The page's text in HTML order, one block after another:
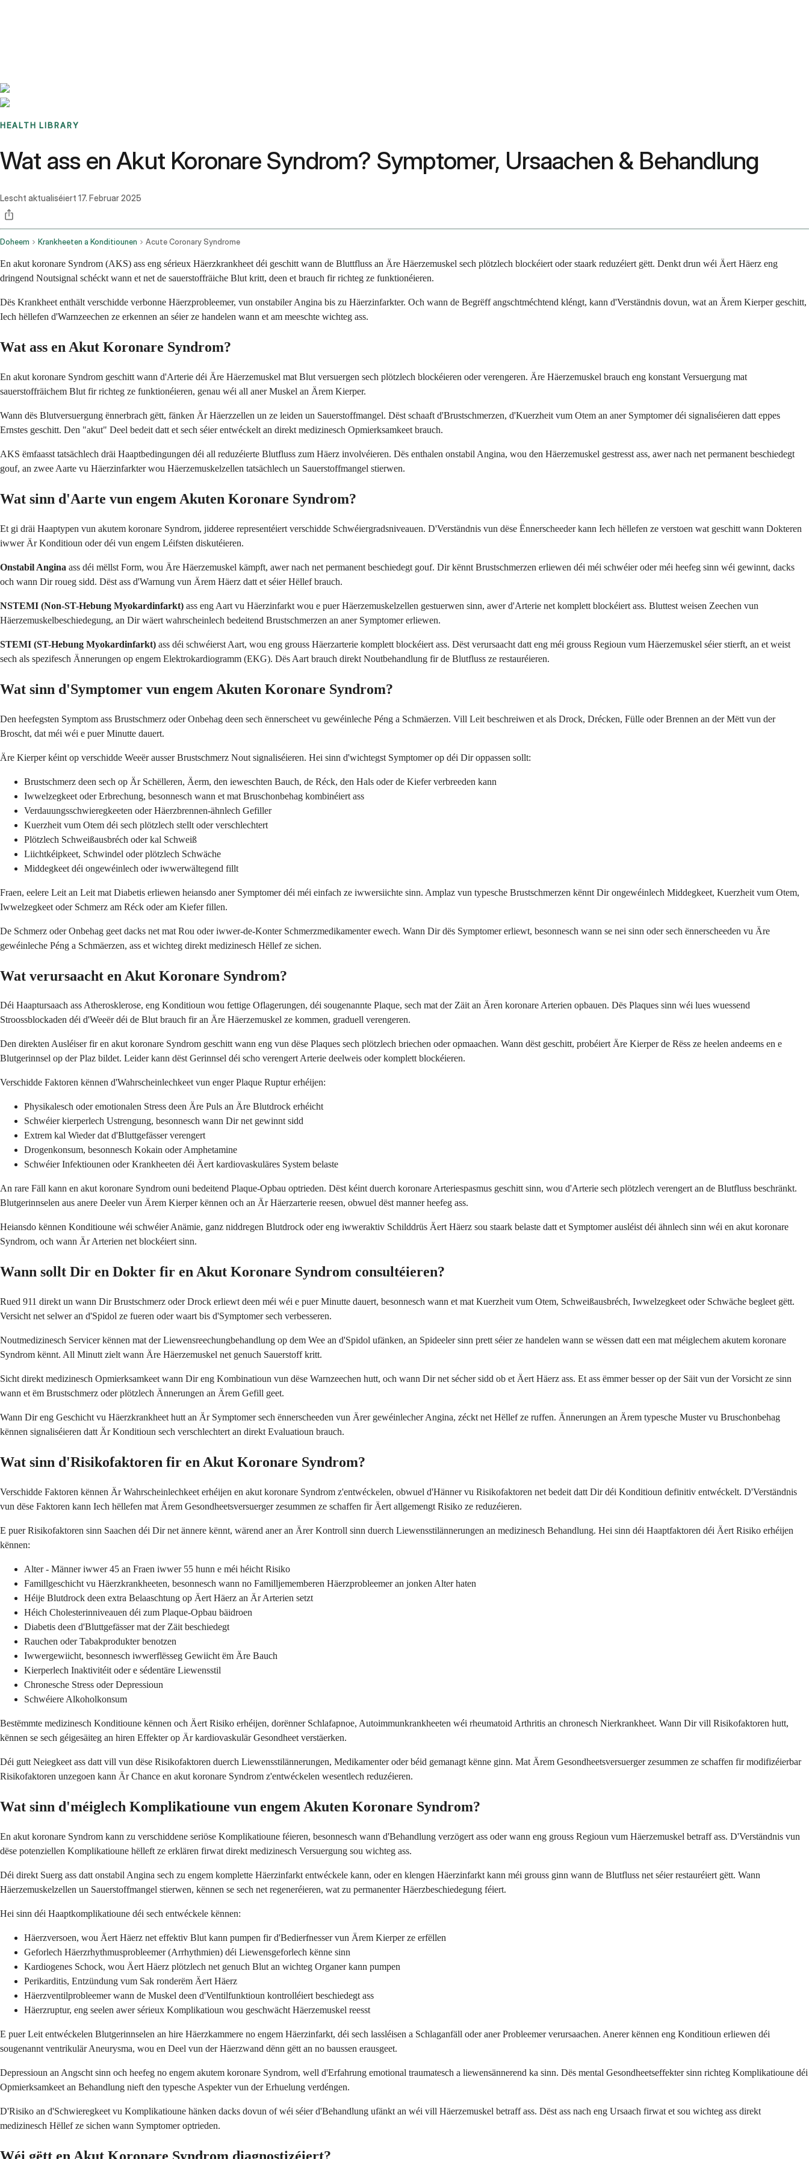
HEALTH LIBRARY
Wat ass en Akut Koronare Syndrom? Symptomer, Ursaachen & Behandlung
Lescht aktualiséiert 17. Februar 2025
Doheem Krankheeten a Konditiounen Acute Coronary Syndrome
En akut koronare Syndrom (AKS) ass eng sérieux Häerzkrankheet déi geschitt wann de Bluttfluss an Äre Häerzemuskel sech plötzlech blockéiert oder staark reduzéiert gëtt. Denkt drun wéi Äert Häerz eng
dringend Noutsignal schéckt wann et net de sauerstoffräiche Blut kritt, deen et brauch fir richteg ze funktionéieren.
Dës Krankheet enthält verschidde verbonne Häerzprobleemer, vun onstabiler Angina bis zu Häerzinfarkter. Och wann de Begrëff angschtméchtend kléngt, kann d'Verständnis dovun, wat an Ärem Kierper geschitt,
Iech hëllefen d'Warnzeechen ze erkennen an séier ze handelen wann et am meeschte wichteg ass.
Wat ass en Akut Koronare Syndrom?
En akut koronare Syndrom geschitt wann d'Arterie déi Äre Häerzemuskel mat Blut versuergen sech plötzlech blockéieren oder verengeren. Äre Häerzemuskel brauch eng konstant Versuergung mat
sauerstoffräichem Blut fir richteg ze funktionéieren, genau wéi all aner Muskel an Ärem Kierper.
Wann dës Blutversuergung ënnerbrach gëtt, fänken Är Häerzzellen un ze leiden un Sauerstoffmangel. Dëst schaaft d'Brustschmerzen, d'Kuerzheit vum Otem an aner Symptomer déi signaliséieren datt eppes
Ernstes geschitt. Den "akut" Deel bedeit datt et sech séier entwéckelt an direkt medizinesch Opmierksamkeet brauch.
AKS ëmfaasst tatsächlech dräi Haaptbedingungen déi all reduzéierte Blutfluss zum Häerz involvéieren. Dës enthalen onstabil Angina, wou den Häerzemuskel gestresst ass, awer nach net permanent beschiedegt
gouf, an zwee Aarte vu Häerzinfarkter wou Häerzemuskelzellen tatsächlech un Sauerstoffmangel stierwen.
Wat sinn d'Aarte vun engem Akuten Koronare Syndrom?
Et gi dräi Haaptypen vun akutem koronare Syndrom, jidderee representéiert verschidde Schwéiergradsniveauen. D'Verständnis vun dëse Ënnerscheeder kann Iech hëllefen ze verstoen wat geschitt wann Dokteren
iwwer Är Konditioun oder déi vun engem Léifsten diskutéieren.
Onstabil Angina ass déi mëllst Form, wou Äre Häerzemuskel kämpft, awer nach net permanent beschiedegt gouf. Dir kënnt Brustschmerzen erliewen déi méi schwéier oder méi heefeg sinn wéi gewinnt, dacks
och wann Dir roueg sidd. Dëst ass d'Warnung vun Ärem Häerz datt et séier Hëllef brauch.
NSTEMI (Non-ST-Hebung Myokardinfarkt) ass eng Aart vu Häerzinfarkt wou e puer Häerzemuskelzellen gestuerwen sinn, awer d'Arterie net komplett blockéiert ass. Bluttest weisen Zeechen vun
Häerzemuskelbeschiedegung, an Dir wäert wahrscheinlech bedeitend Brustschmerzen an aner Symptomer erliewen.
STEMI (ST-Hebung Myokardinfarkt) ass déi schwéierst Aart, wou eng grouss Häerzarterie komplett blockéiert ass. Dëst verursaacht datt eng méi grouss Regioun vum Häerzemuskel séier stierft, an et weist
sech als spezifesch Ännerungen op engem Elektrokardiogramm (EKG). Dës Aart brauch direkt Noutbehandlung fir de Blutfluss ze restauréieren.
Wat sinn d'Symptomer vun engem Akuten Koronare Syndrom?
Den heefegsten Symptom ass Brustschmerz oder Onbehag deen sech ënnerscheet vu gewéinleche Péng a Schmäerzen. Vill Leit beschreiwen et als Drock, Drécken, Fülle oder Brennen an der Mëtt vun der
Broscht, dat méi wéi e puer Minutte dauert.
Äre Kierper kéint op verschidde Weeër ausser Brustschmerz Nout signaliséieren. Hei sinn d'wichtegst Symptomer op déi Dir oppassen sollt:
Brustschmerz deen sech op Är Schëlleren, Äerm, den ieweschten Bauch, de Réck, den Hals oder de Kiefer verbreeden kann
Iwwelzegkeet oder Erbrechung, besonnesch wann et mat Bruschonbehag kombinéiert ass
Verdauungsschwieregkeeten oder Häerzbrennen-ähnlech Gefiller
Kuerzheit vum Otem déi sech plötzlech stellt oder verschlechtert
Plötzlech Schweißausbréch oder kal Schweiß
Liichtkéipkeet, Schwindel oder plötzlech Schwäche
Middegkeet déi ongewéinlech oder iwwerwältegend fillt
Fraen, eelere Leit an Leit mat Diabetis erliewen heiansdo aner Symptomer déi méi einfach ze iwwersiichte sinn. Amplaz vun typesche Brustschmerzen kënnt Dir ongewéinlech Middegkeet, Kuerzheit vum Otem,
Iwwelzegkeet oder Schmerz am Réck oder am Kiefer fillen.
De Schmerz oder Onbehag geet dacks net mat Rou oder iwwer-de-Konter Schmerzmedikamenter ewech. Wann Dir dës Symptomer erliewt, besonnesch wann se nei sinn oder sech ënnerscheeden vu Äre
gewéinleche Péng a Schmäerzen, ass et wichteg direkt medizinesch Hëllef ze sichen.
Wat verursaacht en Akut Koronare Syndrom?
Déi Haaptursaach ass Atherosklerose, eng Konditioun wou fettige Oflagerungen, déi sougenannte Plaque, sech mat der Zäit an Ären koronare Arterien opbauen. Dës Plaques sinn wéi lues wuessend
Stroossblockaden déi d'Weeër déi de Blut brauch fir an Äre Häerzemuskel ze kommen, graduell verengeren.
Den direkten Ausléiser fir en akut koronare Syndrom geschitt wann eng vun dëse Plaques sech plötzlech briechen oder opmaachen. Wann dëst geschitt, probéiert Äre Kierper de Rëss ze heelen andeems en e
Blutgerinnsel op der Plaz bildet. Leider kann dëst Gerinnsel déi scho verengert Arterie deelweis oder komplett blockéieren.
Verschidde Faktoren kënnen d'Wahrscheinlechkeet vun enger Plaque Ruptur erhéijen:
Physikalesch oder emotionalen Stress deen Äre Puls an Äre Blutdrock erhéicht
Schwéier kierperlech Ustrengung, besonnesch wann Dir net gewinnt sidd
Extrem kal Wieder dat d'Bluttgefässer verengert
Drogenkonsum, besonnesch Kokain oder Amphetamine
Schwéier Infektiounen oder Krankheeten déi Äert kardiovaskuläres System belaste
An rare Fäll kann en akut koronare Syndrom ouni bedeitend Plaque-Opbau optrieden. Dëst kéint duerch koronare Arteriespasmus geschitt sinn, wou d'Arterie sech plötzlech verengert an de Blutfluss beschränkt.
Blutgerinnselen aus anere Deeler vun Ärem Kierper kënnen och an Är Häerzarterie reesen, obwuel dëst manner heefeg ass.
Heiansdo kënnen Konditioune wéi schwéier Anämie, ganz niddregen Blutdrock oder eng iwweraktiv Schilddrüs Äert Häerz sou staark belaste datt et Symptomer ausléist déi ähnlech sinn wéi en akut koronare
Syndrom, och wann Är Arterien net blockéiert sinn.
Wann sollt Dir en Dokter fir en Akut Koronare Syndrom consultéieren?
Rued 911 direkt un wann Dir Brustschmerz oder Drock erliewt deen méi wéi e puer Minutte dauert, besonnesch wann et mat Kuerzheit vum Otem, Schweißausbréch, Iwwelzegkeet oder Schwäche begleet gëtt.
Versicht net selwer an d'Spidol ze fueren oder waart bis d'Symptomer sech verbesseren.
Noutmedizinesch Servicer kënnen mat der Liewensreechungbehandlung op dem Wee an d'Spidol ufänken, an Spideeler sinn prett séier ze handelen wann se wëssen datt een mat méiglechem akutem koronare
Syndrom kënnt. All Minutt zielt wann Äre Häerzemuskel net genuch Sauerstoff kritt.
Sicht direkt medizinesch Opmierksamkeet wann Dir eng Kombinatioun vun dëse Warnzeechen hutt, och wann Dir net sécher sidd ob et Äert Häerz ass. Et ass ëmmer besser op der Säit vun der Vorsicht ze sinn
wann et ëm Brustschmerz oder plötzlech Ännerungen an Ärem Gefill geet.
Wann Dir eng Geschicht vu Häerzkrankheet hutt an Är Symptomer sech ënnerscheeden vun Ärer gewéinlecher Angina, zéckt net Hëllef ze ruffen. Ännerungen an Ärem typesche Muster vu Bruschonbehag
kënnen signaliséieren datt Är Konditioun sech verschlechtert an direkt Evaluatioun brauch.
Wat sinn d'Risikofaktoren fir en Akut Koronare Syndrom?
Verschidde Faktoren kënnen Är Wahrscheinlechkeet erhéijen en akut koronare Syndrom z'entwéckelen, obwuel d'Hänner vu Risikofaktoren net bedeit datt Dir déi Konditioun definitiv entwéckelt. D'Verständnis
vun dëse Faktoren kann Iech hëllefen mat Ärem Gesondheetsversuerger zesummen ze schaffen fir Äert allgemengt Risiko ze reduzéieren.
E puer Risikofaktoren sinn Saachen déi Dir net ännere kënnt, wärend aner an Ärer Kontroll sinn duerch Liewensstilännerungen an medizinesch Behandlung. Hei sinn déi Haaptfaktoren déi Äert Risiko erhéijen
kënnen:
Alter - Männer iwwer 45 an Fraen iwwer 55 hunn e méi héicht Risiko
Famillgeschicht vu Häerzkrankheeten, besonnesch wann no Familljememberen Häerzprobleemer an jonken Alter haten
Héije Blutdrock deen extra Belaaschtung op Äert Häerz an Är Arterien setzt
Héich Cholesterinniveauen déi zum Plaque-Opbau bäidroen
Diabetis deen d'Bluttgefässer mat der Zäit beschiedegt
Rauchen oder Tabakprodukter benotzen
Iwwergewiicht, besonnesch iwwerflësseg Gewiicht ëm Äre Bauch
Kierperlech Inaktivitéit oder e sédentäre Liewensstil
Chronesche Stress oder Depressioun
Schwéiere Alkoholkonsum
Bestëmmte medizinesch Konditioune kënnen och Äert Risiko erhéijen, dorënner Schlafapnoe, Autoimmunkrankheeten wéi rheumatoid Arthritis an chronesch Nierkrankheet. Wann Dir vill Risikofaktoren hutt,
kënnen se sech géigesäiteg an hiren Effekter op Är kardiovaskulär Gesondheet verstäerken.
Déi gutt Neiegkeet ass datt vill vun dëse Risikofaktoren duerch Liewensstilännerungen, Medikamenter oder béid gemanagt kënne ginn. Mat Ärem Gesondheetsversuerger zesummen ze schaffen fir modifizéierbar
Risikofaktoren unzegoen kann Är Chance en akut koronare Syndrom z'entwéckelen wesentlech reduzéieren.
Wat sinn d'méiglech Komplikatioune vun engem Akuten Koronare Syndrom?
En akut koronare Syndrom kann zu verschiddene seriöse Komplikatioune féieren, besonnesch wann d'Behandlung verzögert ass oder wann eng grouss Regioun vum Häerzemuskel betraff ass. D'Verständnis vun
dëse potenziellen Komplikatioune hëlleft ze erklären firwat direkt medizinesch Versuergung sou wichteg ass.
Déi direkt Suerg ass datt onstabil Angina sech zu engem komplette Häerzinfarkt entwéckele kann, oder en klengen Häerzinfarkt kann méi grouss ginn wann de Blutfluss net séier restauréiert gëtt. Wann
Häerzemuskelzellen un Sauerstoffmangel stierwen, kënnen se sech net regeneréieren, wat zu permanenter Häerzbeschiedegung féiert.
Hei sinn déi Haaptkomplikatioune déi sech entwéckele kënnen:
Häerzversoen, wou Äert Häerz net effektiv Blut kann pumpen fir d'Bedierfnesser vun Ärem Kierper ze erfëllen
Geforlech Häerzrhythmusprobleemer (Arrhythmien) déi Liewensgeforlech kënne sinn
Kardiogenes Schock, wou Äert Häerz plötzlech net genuch Blut an wichteg Organer kann pumpen
Perikarditis, Entzündung vum Sak ronderëm Äert Häerz
Häerzventilprobleemer wann de Muskel deen d'Ventilfunktioun kontrolléiert beschiedegt ass
Häerzruptur, eng seelen awer sérieux Komplikatioun wou geschwächt Häerzemuskel reesst
E puer Leit entwéckelen Blutgerinnselen an hire Häerzkammere no engem Häerzinfarkt, déi sech lassléisen a Schlaganfäll oder aner Probleemer verursaachen. Anerer kënnen eng Konditioun erliewen déi
sougenannt ventrikulär Aneurysma, wou en Deel vun der Häerzwand dënn gëtt an no baussen erausgeet.
Depressioun an Angscht sinn och heefeg no engem akutem koronare Syndrom, well d'Erfahrung emotional traumatesch a liewensännerend ka sinn. Dës mental Gesondheetseffekter sinn richteg Komplikatioune déi
Opmierksamkeet an Behandlung nieft den typesche Aspekter vun der Erhuelung verdéngen.
D'Risiko an d'Schwieregkeet vu Komplikatioune hänken dacks dovun of wéi séier d'Behandlung ufänkt an wéi vill Häerzemuskel betraff ass. Dëst ass nach eng Ursaach firwat et sou wichteg ass direkt
medizinesch Hëllef ze sichen wann Symptomer optrieden.
Wéi gëtt en Akut Koronare Syndrom diagnostizéiert?